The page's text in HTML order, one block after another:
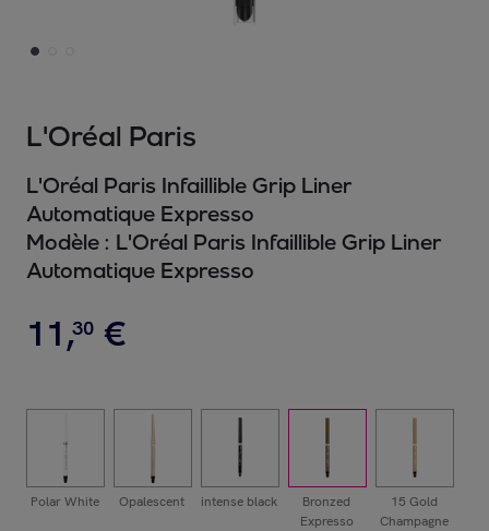
L'Oréal Paris
L'Oréal Paris Infaillible Grip Liner
Automatique Expresso
Modèle : L'Oréal Paris Infaillible Grip Liner
Automatique Expresso
11,30 €
Polar White Opalescent intense black
Bronzed
Expresso
15 Gold
Champagne